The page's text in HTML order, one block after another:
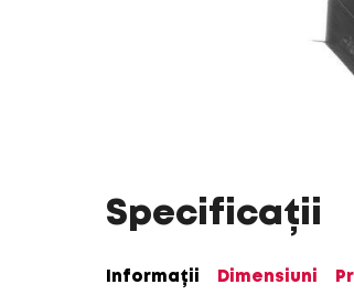
Specificații
Informații Dimensiuni